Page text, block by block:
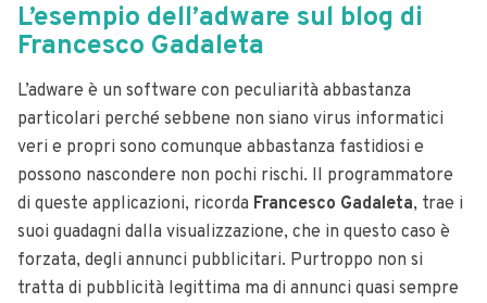
L’esempio dell’adware sul blog di
Francesco Gadaleta
L’adware è un software con peculiarità abbastanza
particolari perché sebbene non siano virus informatici
veri e propri sono comunque abbastanza fastidiosi e
possono nascondere non pochi rischi. Il programmatore
di queste applicazioni, ricorda Francesco Gadaleta, trae i
suoi guadagni dalla visualizzazione, che in questo caso è
forzata, degli annunci pubblicitari. Purtroppo non si
tratta di pubblicità legittima ma di annunci quasi sempre